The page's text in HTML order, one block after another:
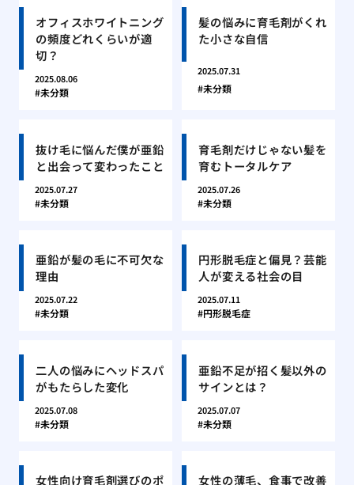
オフィスホワイトニング
の頻度どれくらいが適
切？
2025.08.06
未分類
髪の悩みに育毛剤がくれ
た小さな自信
2025.07.31
未分類
抜け毛に悩んだ僕が亜鉛
と出会って変わったこと
2025.07.27
未分類
育毛剤だけじゃない髪を
育むトータルケア
2025.07.26
未分類
亜鉛が髪の毛に不可欠な
理由
2025.07.22
未分類
円形脱毛症と偏見？芸能
人が変える社会の目
2025.07.11
円形脱毛症
二人の悩みにヘッドスパ
がもたらした変化
2025.07.08
未分類
亜鉛不足が招く髪以外の
サインとは？
2025.07.07
未分類
女性向け育毛剤選びのポ
女性の薄毛、食事で改善